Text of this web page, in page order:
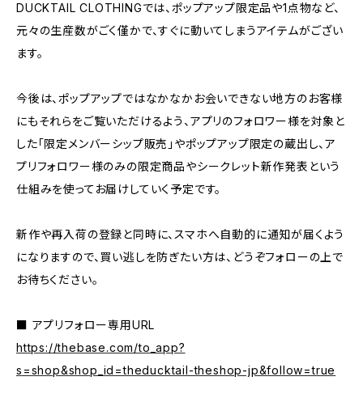
DUCKTAIL CLOTHINGでは、ポップアップ限定品や1点物など、
元々の生産数がごく僅かで、すぐに動いてしまうアイテムがござい
ます。
今後は、ポップアップではなかなかお会いできない地方のお客様
にもそれらをご覧いただけるよう、アプリのフォロワー様を対象と
した「限定メンバーシップ販売」やポップアップ限定の蔵出し、ア
プリフォロワー様のみの限定商品やシークレット新作発表という
仕組みを使ってお届けしていく予定です。
新作や再入荷の登録と同時に、スマホへ自動的に通知が届くよう
になりますので、買い逃しを防ぎたい方は、どうぞフォローの上で
お待ちください。
■ アプリフォロー専用URL
https://thebase.com/to_app?
s=shop&shop_id=theducktail-theshop-jp&follow=true